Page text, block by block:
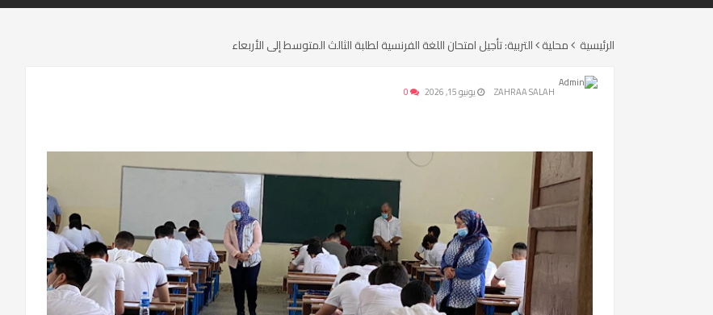
الرئيسية محلية التربية: تأجيل امتحان اللغة الفرنسية لطلبة الثالث المتوسط إلى الأربعاء
ZAHRAA SALAH يونيو 15, 2026